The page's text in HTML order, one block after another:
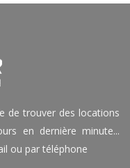
de trouver des locations
en dernière minute...
ou par téléphone